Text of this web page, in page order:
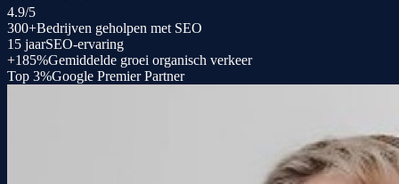
4.9/5
300+Bedrijven geholpen met SEO
15 jaarSEO-ervaring
+185%Gemiddelde groei organisch verkeer
Top 3%Google Premier Partner